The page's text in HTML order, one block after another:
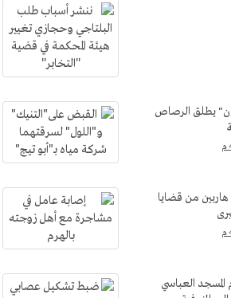
يطلق الرصاص
هاربين من قضايا
المسجد العباسي